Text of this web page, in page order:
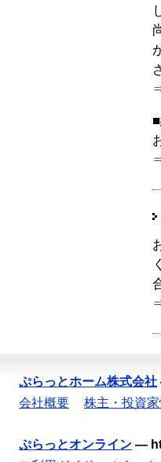
ぷらっとホーム株式会社
会社概要
株主・投資家
ぷらっとオンライン —